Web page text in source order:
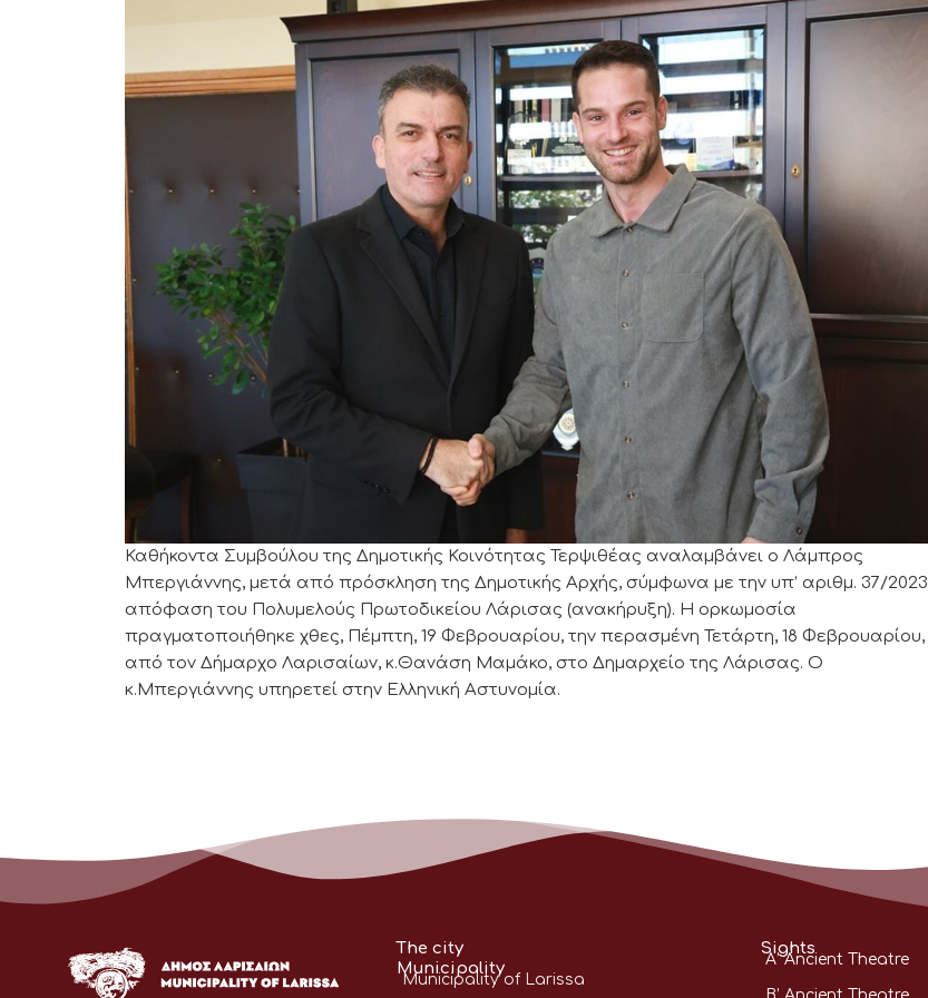
Καθήκοντα Συμβούλου της Δημοτικής Κοινότητας Τερψιθέας αναλαμβάνει ο Λάμπρος
Μπεργιάννης, μετά από πρόσκληση της Δημοτικής Αρχής, σύμφωνα με την υπ’ αριθμ. 37/2023
απόφαση του Πολυμελούς Πρωτοδικείου Λάρισας (ανακήρυξη). Η ορκωμοσία
πραγματοποιήθηκε χθες, Πέμπτη, 19 Φεβρουαρίου, την περασμένη Τετάρτη, 18 Φεβρουαρίου,
από τον Δήμαρχο Λαρισαίων, κ.Θανάση Μαμάκο, στο Δημαρχείο της Λάρισας. Ο
κ.Μπεργιάννης υπηρετεί στην Ελληνική Αστυνομία.
The city
Municipality
Municipality of Larissa
Sights
A’ Ancient Theatre